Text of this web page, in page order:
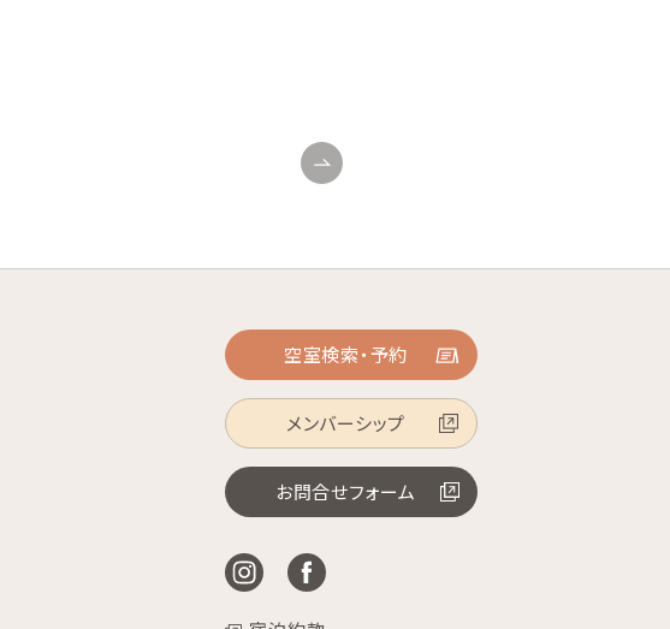
空室検索・予約
メンバーシップ
お問合せフォーム